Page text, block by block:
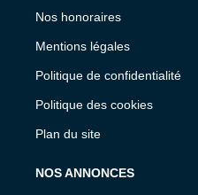
Nos honoraires
Mentions légales
Politique de confidentialité
Politique des cookies
Plan du site
NOS ANNONCES